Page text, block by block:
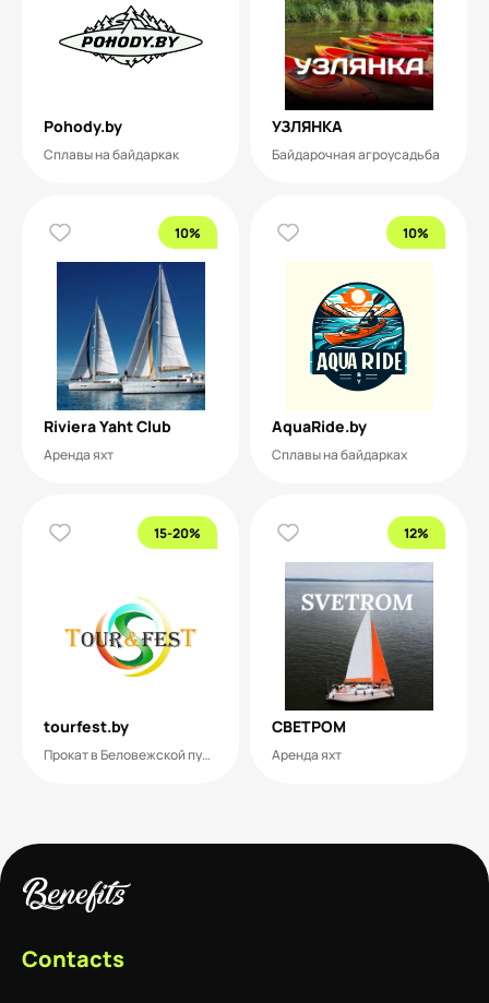
Pohody.by
Сплавы на байдаркак
УЗЛЯНКА
Байдарочная агроусадьба
10%
Riviera Yaht Club
Аренда яхт
10%
AquaRide.by
Сплавы на байдарках
15-20%
tourfest.by
Прокат в Беловежской пуще
12%
СВЕТРОМ
Аренда яхт
Contacts